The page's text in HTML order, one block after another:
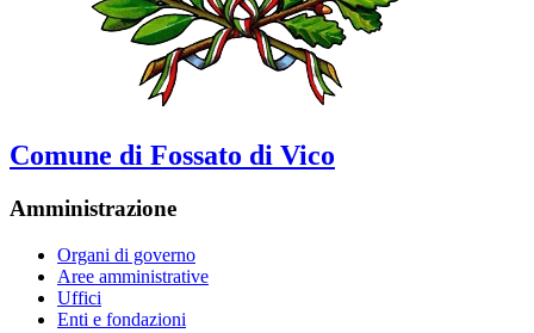
Comune di Fossato di Vico
Amministrazione
Organi di governo
Aree amministrative
Uffici
Enti e fondazioni